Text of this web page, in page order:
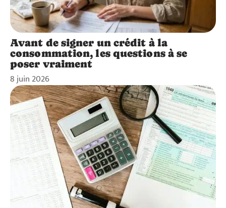
Avant de signer un crédit à la
consommation, les questions à se
poser vraiment
8 juin 2026